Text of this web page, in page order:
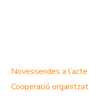
Novessendes a
Cooperació